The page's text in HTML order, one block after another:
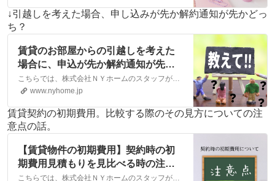
会社NYホーム
↓引越しを考えた場合、申し込みが先か解約通知が先かどっ
ち？
賃貸のお部屋からの引越しを考えた
場合に、申込が先か解約通知が先か
という話。｜松山市・大洲市の賃
貸・不動産なら株式会社NYホーム
こちらでは、株式会社ＮＹホームのスタッフが執筆したスタッフブログ記事、「賃貸のお部屋からの引越しを考えた場合に、申込が先か解約通知が先かという話。」をご紹介しております。他にも様々なテーマの記事がありますので、お住まい探しの合間にぜひご一読ください！
www.nyhome.jp
賃貸契約の初期費用。比較する際のその見方についての注
意点の話。
【賃貸物件の初期費用】契約時の初
期費用見積もりを見比べる時の注意
点について｜松山市・大洲市の賃
こちらでは、株式会社ＮＹホームのスタッフが執筆したスタッフブログ記事、「【賃貸物件の初期費用】契約時の初期費用見積もりを見比べる時の注意点について」をご紹介しております。他にも様々なテーマの記事がありますので、お住まい探しの合間にぜひご一読ください！